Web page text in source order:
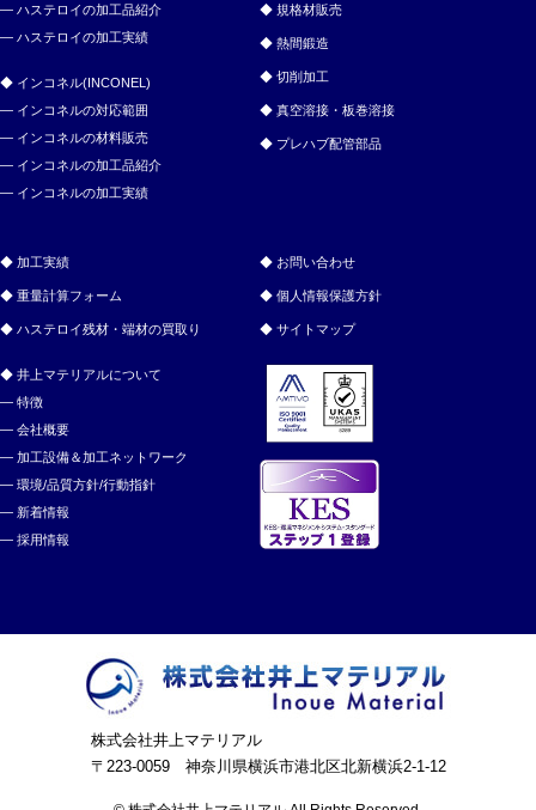
ハステロイの加工品紹介
ハステロイの加工実績
インコネル(INCONEL)
インコネルの対応範囲
インコネルの材料販売
インコネルの加工品紹介
インコネルの加工実績
規格材販売
熱間鍛造
切削加工
真空溶接・板巻溶接
プレハブ配管部品
加工実績
重量計算フォーム
ハステロイ残材・端材の買取り
井上マテリアルについて
特徴
会社概要
加工設備＆加工ネットワーク
環境/品質方針/行動指針
新着情報
採用情報
お問い合わせ
個人情報保護方針
サイトマップ
株式会社井上マテリアル
〒223-0059 神奈川県横浜市港北区北新横浜2-1-12